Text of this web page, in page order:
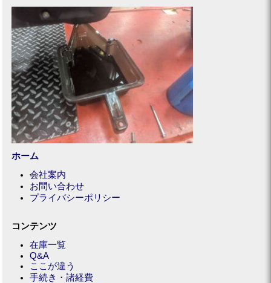
ホーム
会社案内
お問い合わせ
プライバシーポリシー
コンテンツ
在庫一覧
Q&A
ここが違う
手続き・諸経費